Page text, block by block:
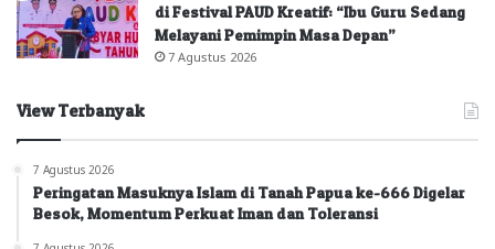
di Festival PAUD Kreatif: “Ibu Guru Sedang
Melayani Pemimpin Masa Depan”
7 Agustus 2026
View Terbanyak
7 Agustus 2026
Peringatan Masuknya Islam di Tanah Papua ke-666 Digelar
Besok, Momentum Perkuat Iman dan Toleransi